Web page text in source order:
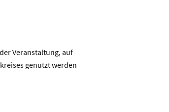
Veranstaltung, auf
genutzt werden